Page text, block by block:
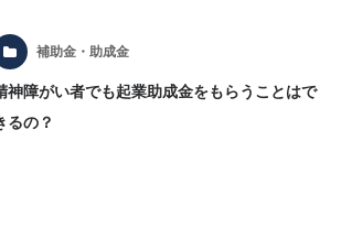
補助金・助成金
神障がい者でも起業助成金をもらうことはで
るの？